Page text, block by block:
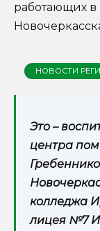
работающих в
НОВОСТИ
Это –
центра
колледжа
лицея №7